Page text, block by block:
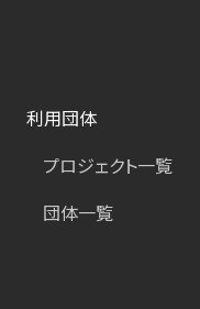
利用団体
プロジェクト一覧
団体一覧